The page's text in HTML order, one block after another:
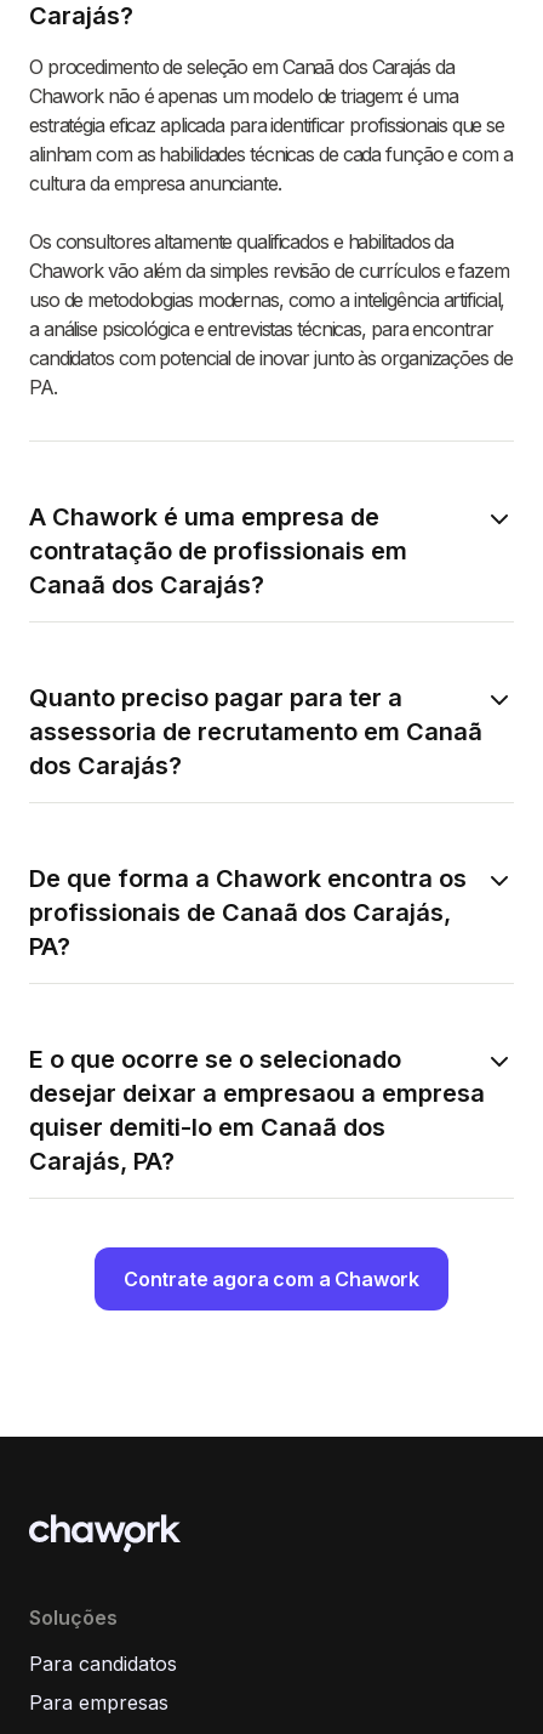
Carajás?
O procedimento de seleção em Canaã dos Carajás da
Chawork não é apenas um modelo de triagem: é uma
estratégia eficaz aplicada para identificar profissionais que se
alinham com as habilidades técnicas de cada função e com a
cultura da empresa anunciante.
Os consultores altamente qualificados e habilitados da
Chawork vão além da simples revisão de currículos e fazem
uso de metodologias modernas, como a inteligência artificial,
a análise psicológica e entrevistas técnicas, para encontrar
candidatos com potencial de inovar junto às organizações de
PA.
A Chawork é uma empresa de
contratação de profissionais em
Canaã dos Carajás?
Quanto preciso pagar para ter a
assessoria de recrutamento em Canaã
dos Carajás?
De que forma a Chawork encontra os
profissionais de Canaã dos Carajás,
PA?
E o que ocorre se o selecionado
desejar deixar a empresaou a empresa
quiser demiti-lo em Canaã dos
Carajás, PA?
Contrate agora com a Chawork
Soluções
Para candidatos
Para empresas